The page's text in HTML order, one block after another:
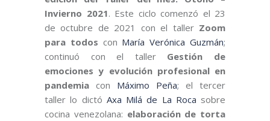
Invierno 2021. Este ciclo comenzó el 23
de octubre de 2021 con el taller Zoom
para todos con María Verónica Guzmán;
continuó con el taller Gestión de
emociones y evolución profesional en
pandemia con Máximo Peña; el tercer
taller lo dictó Axa Milá de La Roca sobre
cocina venezolana: elaboración de torta